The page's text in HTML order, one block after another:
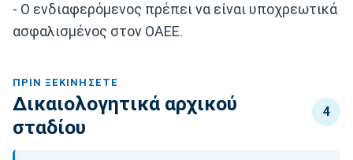
- Ο ενδιαφερόμενος πρέπει να είναι υποχρεωτικά
ασφαλισμένος στον OAEE.
ΠΡΙΝ ΞΕΚΙΝΉΣΕΤΕ
Δικαιολογητικά αρχικού
σταδίου
4